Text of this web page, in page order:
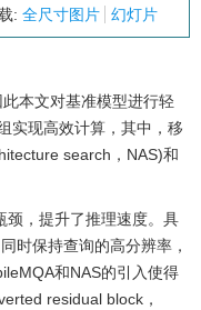
: 全尺寸图片 幻灯片
本文对基准模型进行轻
实现高效计算，其中，移
search，NAS)和
颈，提升了推理速度。具
时保持查询的高分辨率，
和NAS的引入使得
residual block，